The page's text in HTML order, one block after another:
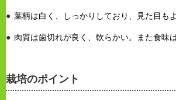
葉柄は白く、しっかりしており、見た目も
肉質は歯切れが良く、軟らかい。また食味
栽培のポイント